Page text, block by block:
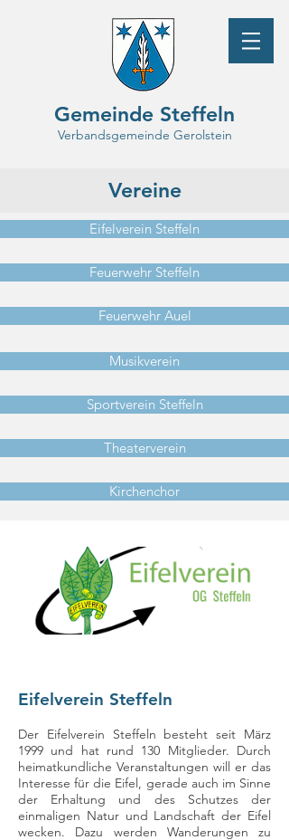
Gemeinde Steffeln
Verbandsgemeinde Gerolstein
Vereine
Eifelverein Steffeln
Feuerwehr Steffeln
Feuerwehr Auel
Musikverein
Sportverein Steffeln
Theaterverein
Kirchenchor
Eifelverein Steffeln
Der Eifelverein Steffeln besteht seit März
1999 und hat rund 130 Mitglieder. Durch
heimatkundliche Veranstaltungen will er das
Interesse für die Eifel, gerade auch im Sinne
der Erhaltung und des Schutzes der
einmaligen Natur und Landschaft der Eifel
wecken. Dazu werden Wanderungen zu